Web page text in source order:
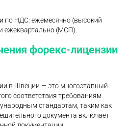
по НДС: ежемесячно (высокий
ежеквартально (МСП).
форекс-лицензии
в Швеции — это многоэтапный
соответствия требованиям
стандартам, таким как
документа включает